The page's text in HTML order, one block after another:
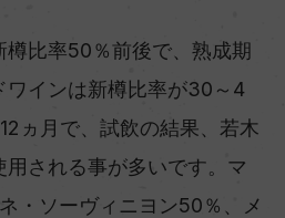
樽比率50％前後で、熟成期
ワインは新樽比率が30～4
ヵ月で、試飲の結果、若木
される事が多いです。マ
・ソーヴィニヨン50％、メ